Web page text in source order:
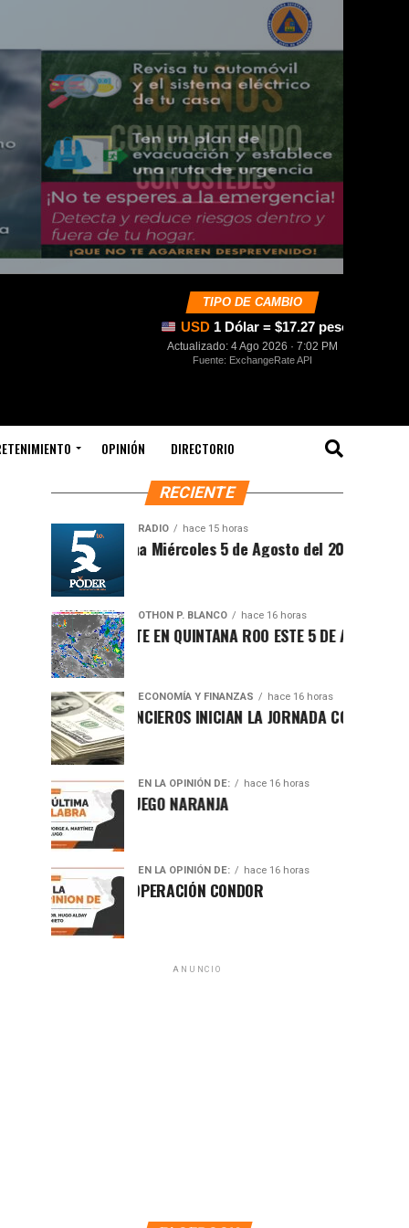
TIPO DE CAMBIO
USD 1 Dólar = $17.27 pesos
Actualizado: 4 Ago 2026 · 7:02 PM
Fuente: ExchangeRate API
OPINIÓN DIRECTORIO
RECIENTE
RADIO hace 15 horas
Síntesis Matutina Miércoles 5 de Agosto del 2026
OTHON P. BLANCO hace 16 horas
CLIMA SOFOCANTE EN QUINTANA ROO ESTE 5 DE AGOSTO
ECONOMÍA Y FINANZAS hace 16 horas
MERCADOS FINANCIEROS INICIAN LA JORNADA CON LIGERO
EN LA OPINIÓN DE: hace 16 horas
CAMBIO DE JUEGO NARANJA
EN LA OPINIÓN DE: hace 16 horas
A 50 AÑOS DE LA OPERACIÓN CONDOR
ANUNCIO